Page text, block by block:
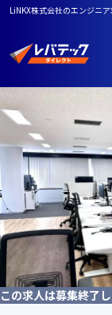
LiNKX株式会社のエンジニ
この求人は募集終了